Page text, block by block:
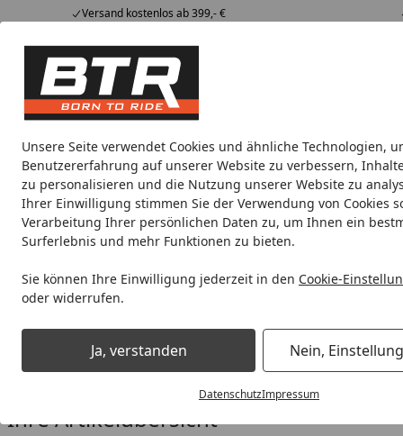
Unsere Seite verwendet Cookies und ähnliche Technologien,
Benutzererfahrung auf unserer Website zu verbessern,
zu personalisieren und die Nutzung unserer Website zu
Ihrer Einwilligung stimmen Sie der Verwendung von Cookies
Verarbeitung Ihrer persönlichen Daten zu, um Ihnen ein
Surferlebnis und mehr Funktionen zu bieten.
Sie können Ihre Einwilligung jederzeit in den Cookie-
oder widerrufen.
Ja, verstanden Nein,
DatenschutzImpressum
Versand kostenlos ab 399,- €
Hotline07051 / 9 222 5959
Mi-Fr. 8-12 Uhr
Alle Produkte
Alle ProdukteMarken
Daytona Anzeigeinstumente Blinker Bremsen
Noch 2 Tage und 2 Stunden
Spare
Startseite
Daytona Scheinwerfer
Ihre Artikelübersicht